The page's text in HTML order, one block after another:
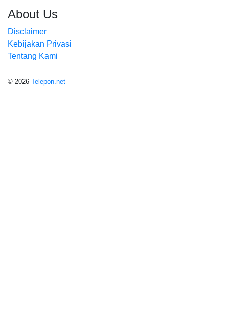
About Us
Disclaimer
Kebijakan Privasi
Tentang Kami
© 2026 Telepon.net